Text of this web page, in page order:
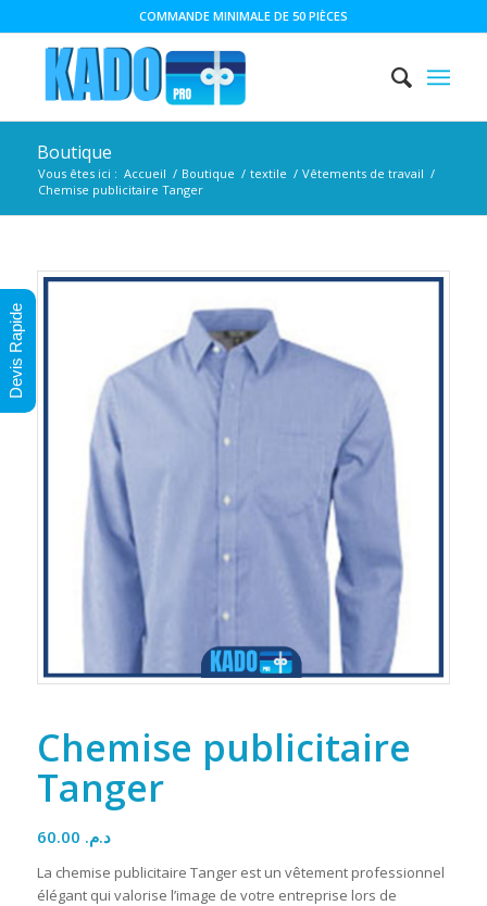
COMMANDE MINIMALE DE 50 PIÈCES
Boutique
Vous êtes ici : Accueil / Boutique / textile / Vêtements de travail /
Chemise publicitaire Tanger
Chemise publicitaire
Tanger
د.م.
La chemise publicitaire Tanger est un vêtement professionnel
élégant qui valorise l’image de votre entreprise lors de
Devis Rapide